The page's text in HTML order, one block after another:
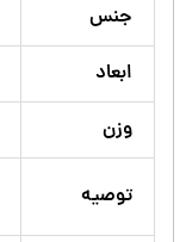
جنس
ابعاد
وزن
توصیه